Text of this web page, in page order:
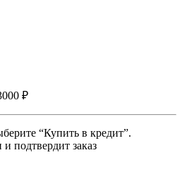
₽
“Купить в кредит”.
подтвердит заказ